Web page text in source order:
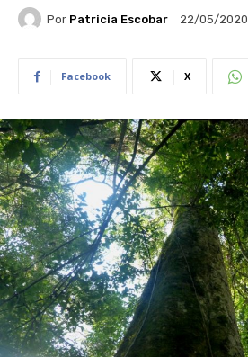
Por Patricia Escobar 22/05/2020
Facebook X